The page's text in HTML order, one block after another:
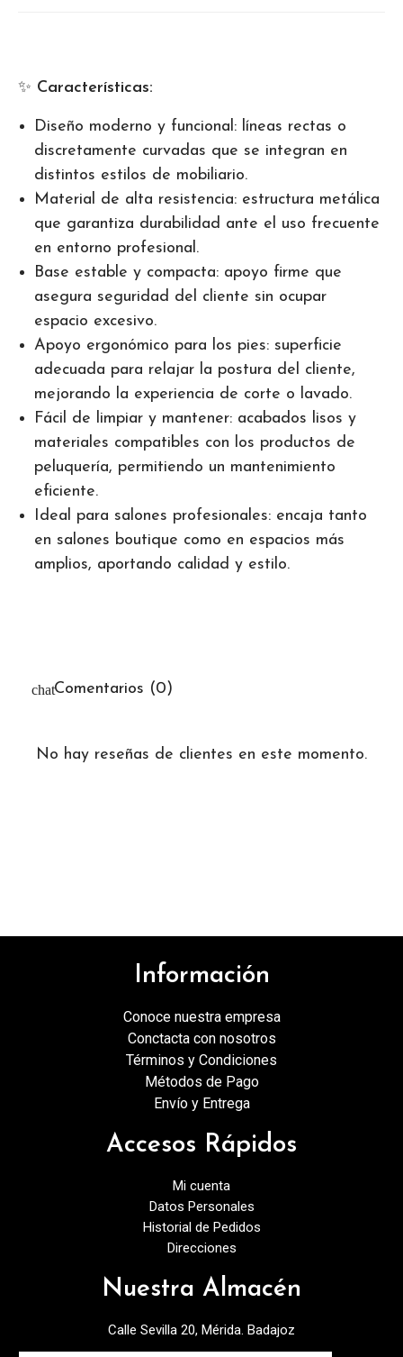
✨ Características:
Diseño moderno y funcional: líneas rectas o
discretamente curvadas que se integran en
distintos estilos de mobiliario.
Material de alta resistencia: estructura metálica
que garantiza durabilidad ante el uso frecuente
en entorno profesional.
Base estable y compacta: apoyo firme que
asegura seguridad del cliente sin ocupar
espacio excesivo.
Apoyo ergonómico para los pies: superficie
adecuada para relajar la postura del cliente,
mejorando la experiencia de corte o lavado.
Fácil de limpiar y mantener: acabados lisos y
materiales compatibles con los productos de
peluquería, permitiendo un mantenimiento
eficiente.
Ideal para salones profesionales: encaja tanto
en salones boutique como en espacios más
amplios, aportando calidad y estilo.
Comentarios (0)
No hay reseñas de clientes en este momento.
Información
Conoce nuestra empresa
Conctacta con nosotros
Términos y Condiciones
Métodos de Pago
Envío y Entrega
Accesos Rápidos
Mi cuenta
Datos Personales
Historial de Pedidos
Direcciones
Nuestra Almacén
Calle Sevilla 20, Mérida. Badajoz